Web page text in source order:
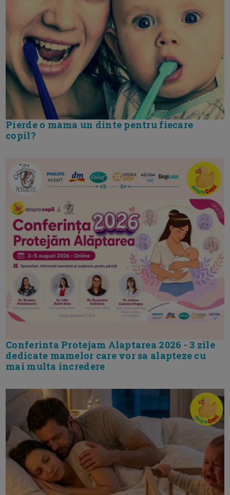
Pierde o mama un dinte pentru fiecare
copil?
Conferinta Protejam Alaptarea 2026 - 3 zile
dedicate mamelor care vor sa alapteze cu
mai multa incredere